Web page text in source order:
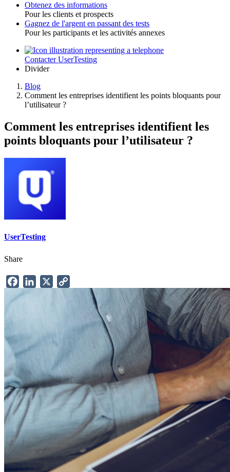
Toggle
Obtenez des informations
Pour les clients et prospects
Gagnez de l'argent en passant des tests
Pour les participants et les activités annexes
UtilityContacter UserTesting
Divider
Breadcrumb
Blog
Comment les entreprises identifient les points bloquants pour
l’utilisateur ?
Comment les entreprises identifient les
points bloquants pour l’utilisateur ?
UserTesting
Share
FacebookLinkedIn